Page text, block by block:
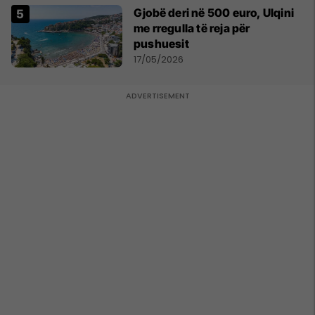
Gjobë deri në 500 euro, Ulqini
me rregulla të reja për
pushuesit
17/05/2026